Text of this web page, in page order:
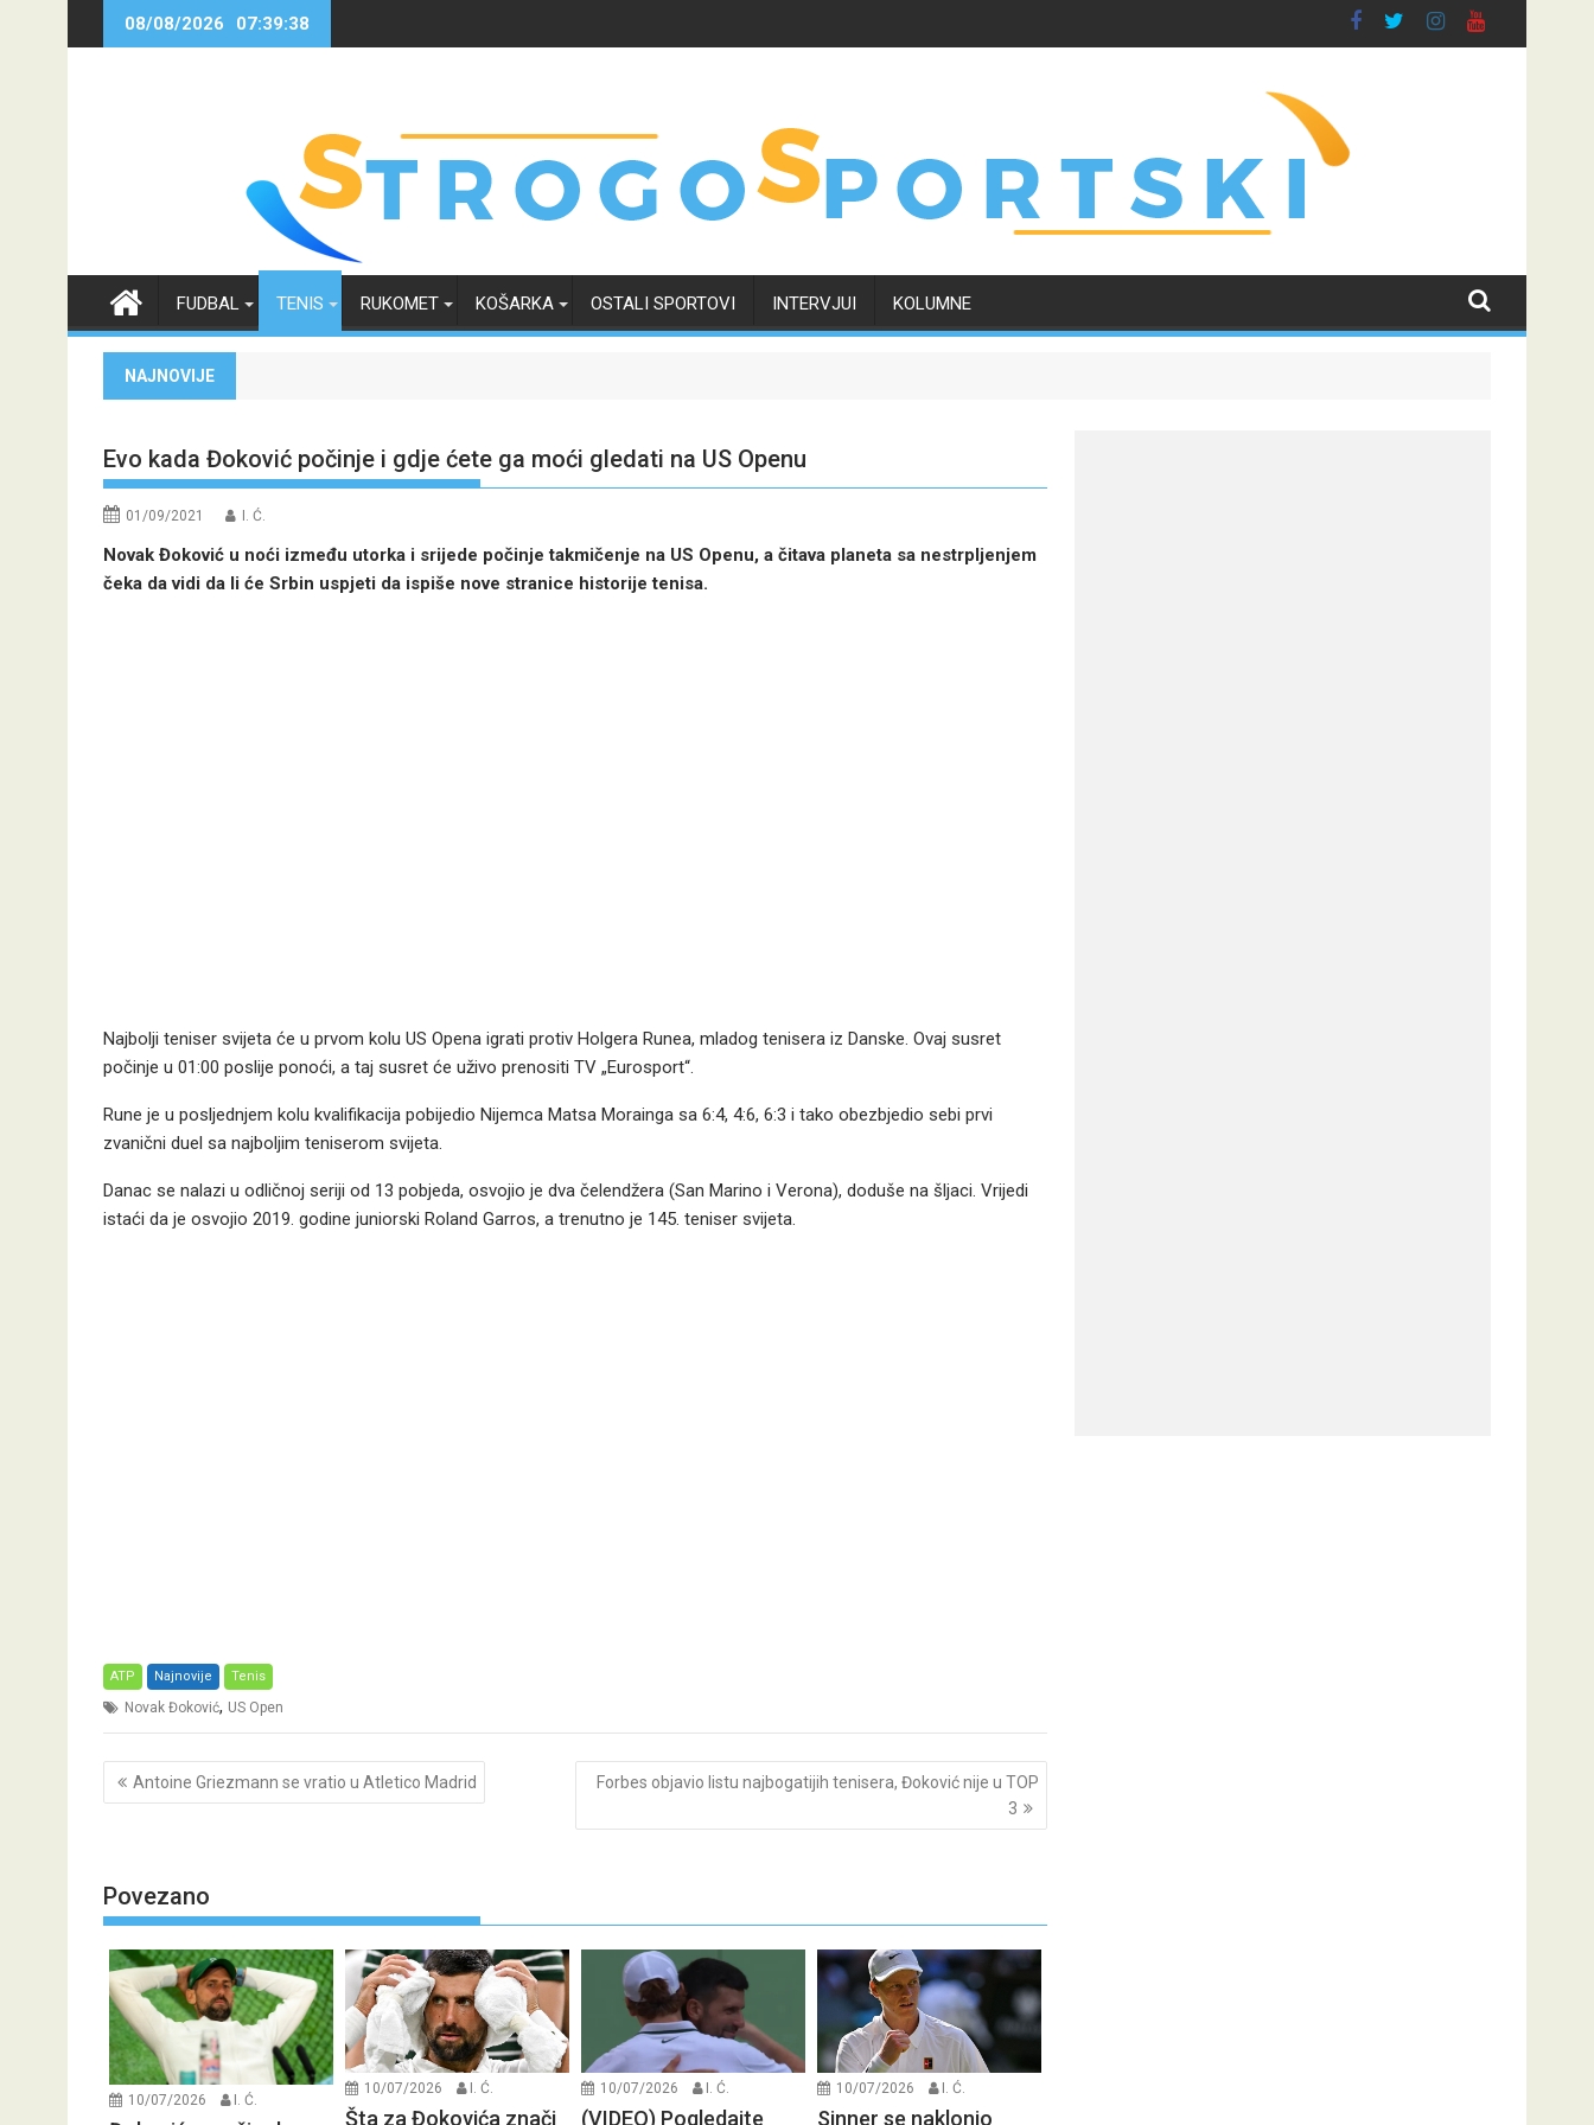
08/08/2026 07:39:38
FUDBAL TENIS RUKOMET KOŠARKA OSTALI SPORTOVI INTERVJUI KOLUMNE
NAJNOVIJE
Evo kada Đoković počinje i gdje ćete ga moći gledati na US Openu
01/09/2021 I. Ć.
Novak Đoković u noći između utorka i srijede počinje takmičenje na US Openu, a čitava planeta sa nestrpljenjem
čeka da vidi da li će Srbin uspjeti da ispiše nove stranice historije tenisa.
Najbolji teniser svijeta će u prvom kolu US Opena igrati protiv Holgera Runea, mladog tenisera iz Danske. Ovaj susret
počinje u 01:00 poslije ponoći, a taj susret će uživo prenositi TV „Eurosport“.
Rune je u posljednjem kolu kvalifikacija pobijedio Nijemca Matsa Morainga sa 6:4, 4:6, 6:3 i tako obezbjedio sebi prvi
zvanični duel sa najboljim teniserom svijeta.
Danac se nalazi u odličnoj seriji od 13 pobjeda, osvojio je dva čelendžera (San Marino i Verona), doduše na šljaci. Vrijedi
istaći da je osvojio 2019. godine juniorski Roland Garros, a trenutno je 145. teniser svijeta.
ATP Najnovije Tenis
Novak Đoković, US Open
Post
navigation
Antoine Griezmann se vratio u Atletico Madrid
Forbes objavio listu najbogatijih tenisera, Đoković nije u TOP
3
Povezano
10/07/2026 I. Ć.
10/07/2026 I. Ć.
Šta za Đokovića znači
10/07/2026 I. Ć.
(VIDEO) Pogledajte
10/07/2026 I. Ć.
Sinner se naklonio